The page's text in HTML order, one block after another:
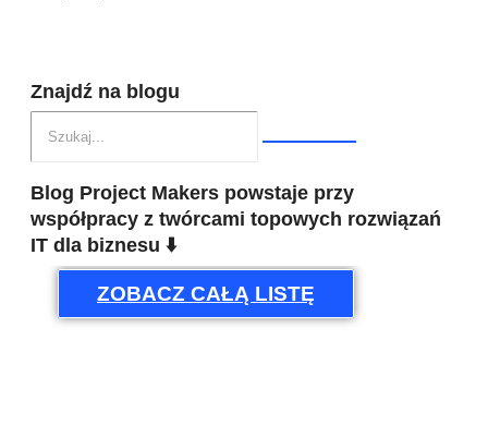
Znajdź na blogu
Blog Project Makers powstaje przy
współpracy z twórcami topowych rozwiązań
IT dla biznesu ⬇️
ZOBACZ CAŁĄ LISTĘ